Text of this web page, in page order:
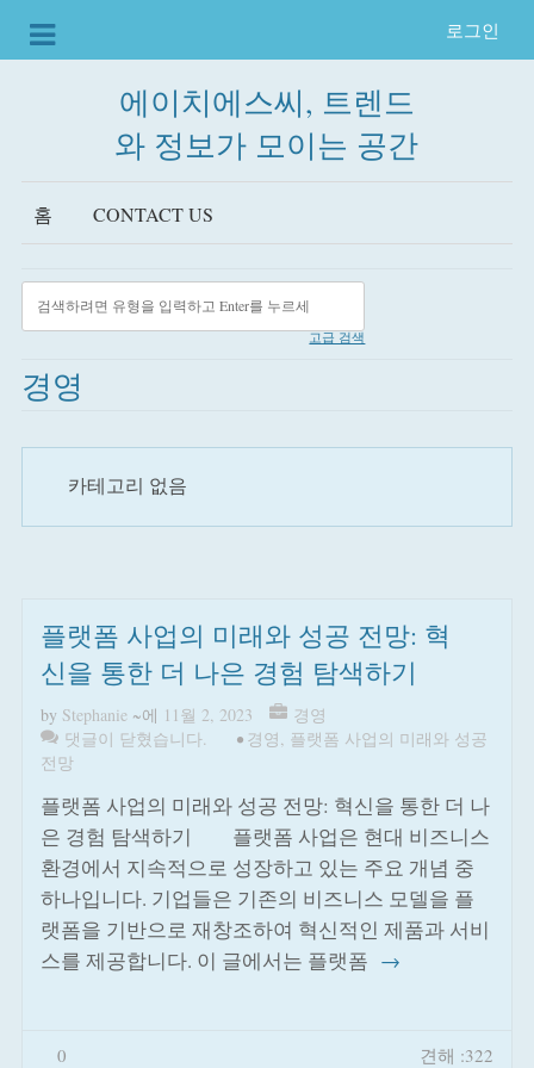
로그인
에이치에스씨, 트렌드
와 정보가 모이는 공간
홈 CONTACT US
고급 검색
경영
카테고리 없음
플랫폼 사업의 미래와 성공 전망: 혁
신을 통한 더 나은 경험 탐색하기
by Stephanie ~에 11월 2, 2023
경영
댓글이 닫혔습니다.
• 경영, 플랫폼 사업의 미래와 성공
전망
플랫폼 사업의 미래와 성공 전망: 혁신을 통한 더 나
은 경험 탐색하기 플랫폼 사업은 현대 비즈니스
환경에서 지속적으로 성장하고 있는 주요 개념 중
하나입니다. 기업들은 기존의 비즈니스 모델을 플
랫폼을 기반으로 재창조하여 혁신적인 제품과 서비
스를 제공합니다. 이 글에서는 플랫폼 →
0 견해 :322